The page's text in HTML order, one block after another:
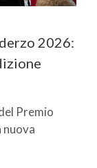
2026:
Premio